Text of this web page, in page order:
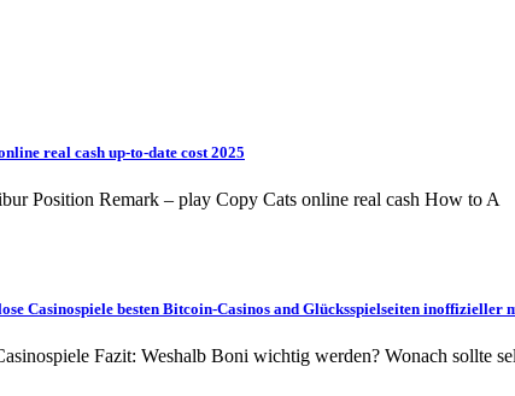
real cash up-to-date cost 2025
Position Remark – play Copy Cats online real cash How to A
Casinospiele besten Bitcoin-Casinos and Glücksspielseiten
Fazit: Weshalb Boni wichtig werden? Wonach sollte